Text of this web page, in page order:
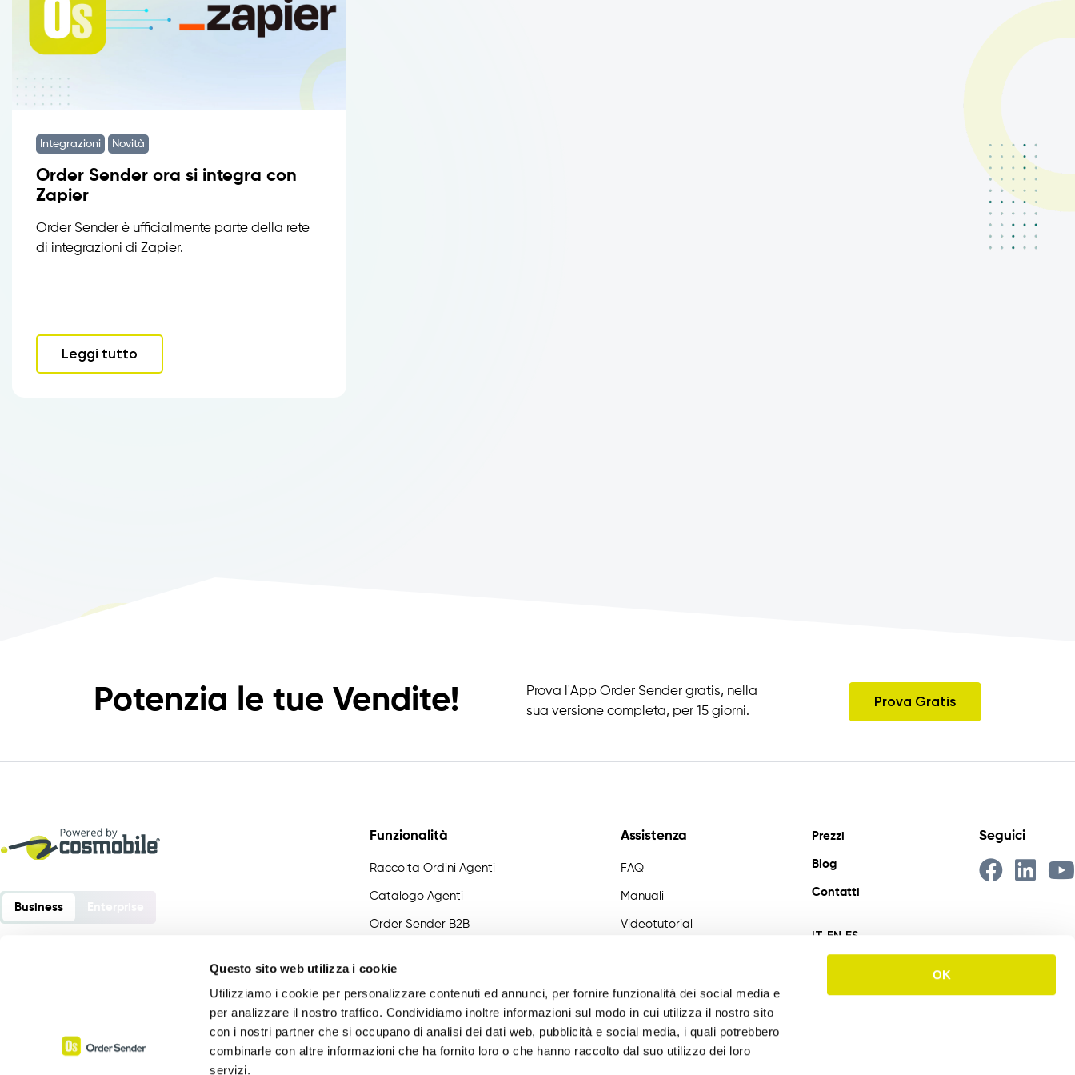
Questo sito web utilizza i cookie
Utilizziamo i cookie per personalizzare contenuti ed annunci, per fornire funzionalità dei social media e
per analizzare il nostro traffico. Condividiamo inoltre informazioni sul modo in cui utilizza il nostro sito
con i nostri partner che si occupano di analisi dei dati web, pubblicità e social media, i quali potrebbero
combinarle con altre informazioni che ha fornito loro o che hanno raccolto dal suo utilizzo dei loro
servizi.
OK
Integrazioni Novità
Order Sender ora si integra con
Zapier
Order Sender è ufficialmente parte della rete
di integrazioni di Zapier.
Leggi tutto
Potenzia le tue Vendite!
Prova l'App Order Sender gratis, nella
sua versione completa, per 15 giorni.
Prova Gratis
Business
Order Sender è un software sviluppato da:
Via Europa 6 – 40061 Minerbio (BO) – Italia
Funzionalità
Raccolta Ordini Agenti
Catalogo Agenti
Order Sender B2B
Anagrafiche Certificate
Provvigioni
Assistenza
FAQ
Manuali
Videotutorial
Prezzi
Blog
Contatti
IT EN ES
Seguici